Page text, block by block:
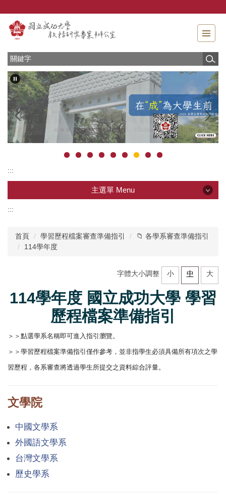
主
容
區
塊
:::
主選單 Menu
單位簡介
學習歷程檔案審查準備指引
各式入學管道資訊
新生支持辦公室
:::
首頁 學習歷程檔案審查準備指引
📁 各學系審查準備指引
114學年度
字體大小調整 小 中 大
114學年度 國立成功大學 學習
歷程檔案準備指引
＞＞點選學系名稱即可進入指引瀏覽。
＞＞學習歷程檔案準備指引僅作參考，並非指學生必須具備所有項次之學
習歷程，各系審查將透過學生所提交之資料綜合評量。
文學院
中國文學系
外國語文學系
台灣文學系
歷史學系